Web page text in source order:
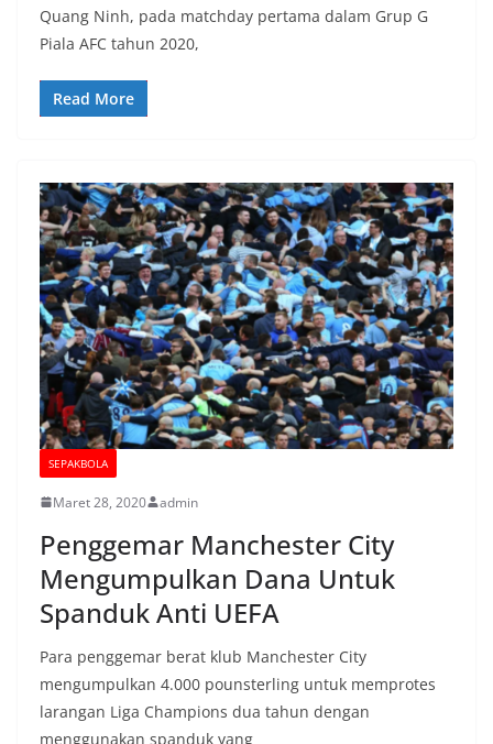
Quang Ninh, pada matchday pertama dalam Grup G
Piala AFC tahun 2020,
Read More
SEPAKBOLA
Maret 28, 2020 admin
Penggemar Manchester City
Mengumpulkan Dana Untuk
Spanduk Anti UEFA
Para penggemar berat klub Manchester City
mengumpulkan 4.000 pounsterling untuk memprotes
larangan Liga Champions dua tahun dengan
menggunakan spanduk yang